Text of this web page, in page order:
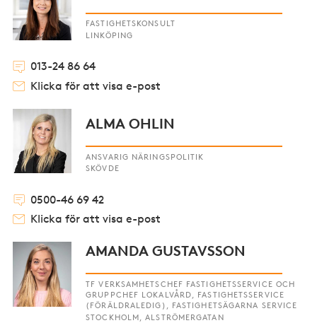
FASTIGHETSKONSULT
LINKÖPING
013-24 86 64
Klicka för att visa e-post
ALMA OHLIN
ANSVARIG NÄRINGSPOLITIK
SKÖVDE
0500-46 69 42
Klicka för att visa e-post
AMANDA GUSTAVSSON
TF VERKSAMHETSCHEF FASTIGHETSSERVICE OCH
GRUPPCHEF LOKALVÅRD, FASTIGHETSSERVICE
(FÖRÄLDRALEDIG), FASTIGHETSÄGARNA SERVICE
STOCKHOLM, ALSTRÖMERGATAN